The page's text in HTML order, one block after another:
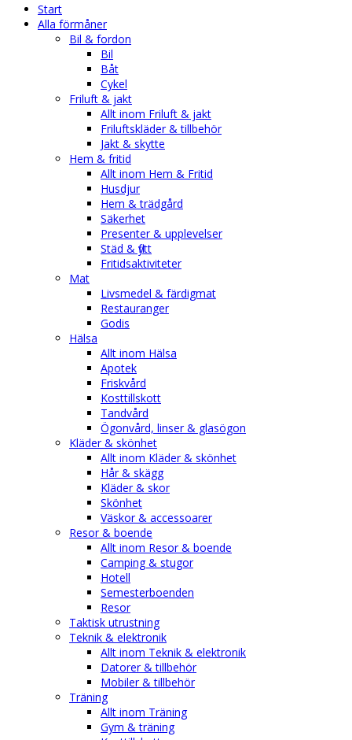
Start
Alla förmåner
Bil & fordon
Bil
Båt
Cykel
Friluft & jakt
Allt inom Friluft & jakt
Friluftskläder & tillbehör
Jakt & skytte
Hem & fritid
Allt inom Hem & Fritid
Husdjur
Hem & trädgård
Säkerhet
Presenter & upplevelser
Städ & flytt
Fritidsaktiviteter
Mat
Livsmedel & färdigmat
Restauranger
Godis
Hälsa
Allt inom Hälsa
Apotek
Friskvård
Kosttillskott
Tandvård
Ögonvård, linser & glasögon
Kläder & skönhet
Allt inom Kläder & skönhet
Hår & skägg
Kläder & skor
Skönhet
Väskor & accessoarer
Resor & boende
Allt inom Resor & boende
Camping & stugor
Hotell
Semesterboenden
Resor
Taktisk utrustning
Teknik & elektronik
Allt inom Teknik & elektronik
Datorer & tillbehör
Mobiler & tillbehör
Träning
Allt inom Träning
Gym & träning